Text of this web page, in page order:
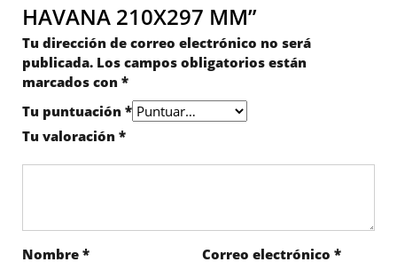
HAVANA 210X297 MM”
Tu dirección de correo electrónico no será
publicada. Los campos obligatorios están
marcados con*
Tu puntuación*
Tu valoración*
Nombre* Correo electrónico *